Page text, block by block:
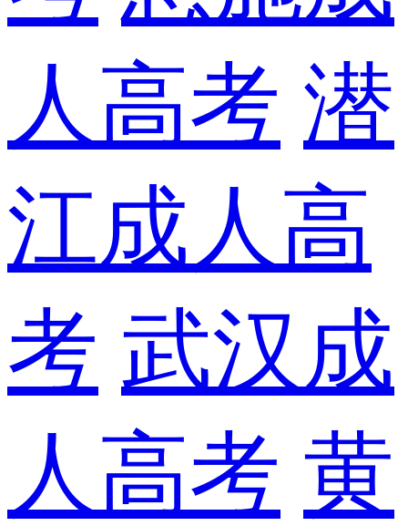
人高考 潜
江成人高
考 武汉成
人高考 黄